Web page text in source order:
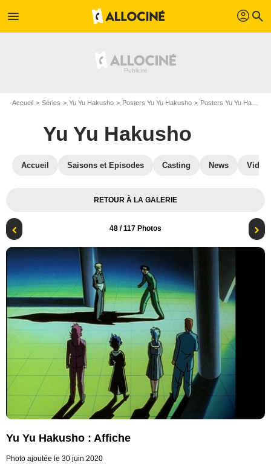
menu profil search
Accueil Séries Yu Yu Hakusho Posters Yu Yu Hakusho Posters Yu Yu Hakusho S03
Yu Yu Hakusho
Accueil Saisons et Episodes Casting News
RETOUR À LA GALERIE
48 / 117 Photos
Yu Yu Hakusho : Affiche
Photo ajoutée le 30 juin 2020